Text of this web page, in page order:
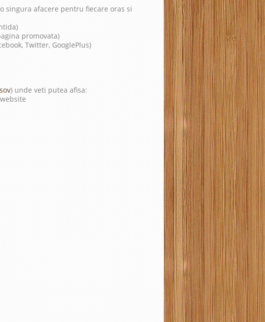
singura afacere pentru fiecare oras si
promovata)
Twitter, GooglePlus)
) unde veti putea afisa: